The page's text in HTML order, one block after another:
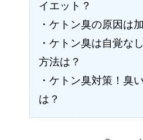
イエット？
・ケトン臭の原因は
・ケトン臭は自覚な
方法は？
・ケトン臭対策！臭
は？